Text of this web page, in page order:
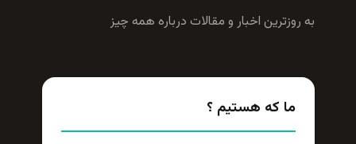
به روزترين اخبار و مقالات درباره همه چيز
ما که هستیم ؟